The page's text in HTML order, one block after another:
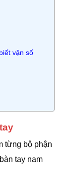
vận số
từng bộ phận
tay nam